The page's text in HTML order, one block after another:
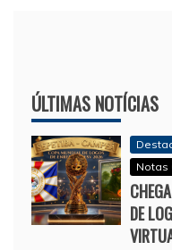
ÚLTIMAS NOTÍCIAS
Notas
DE